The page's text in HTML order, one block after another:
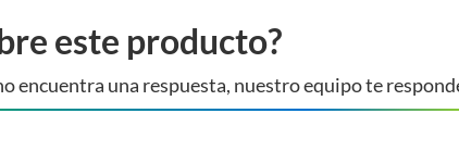
este producto?
encuentra una respuesta, nuestro equipo te